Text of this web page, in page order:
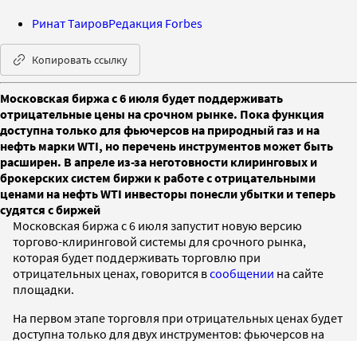
Ринат ТаировРедакция Forbes
Копировать ссылку
Московская биржа с 6 июля будет поддерживать
отрицательные цены на срочном рынке. Пока функция
доступна только для фьючерсов на природный газ и на
нефть марки WTI, но перечень инструментов может быть
расширен. В апреле из-за неготовности клиринговых и
брокерских систем биржи к работе с отрицательными
ценами на нефть WTI инвесторы понесли убытки и теперь
судятся с биржей
Московская биржа с 6 июля запустит новую версию
торгово-клиринговой системы для срочного рынка,
которая будет поддерживать торговлю при
отрицательных ценах, говорится всообщении на сайте
площадки.
На первом этапе торговля при отрицательных ценах будет
доступна только для двух инструментов: фьючерсов на